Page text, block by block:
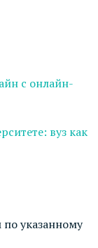
с онлайн-
вуз как
указанному